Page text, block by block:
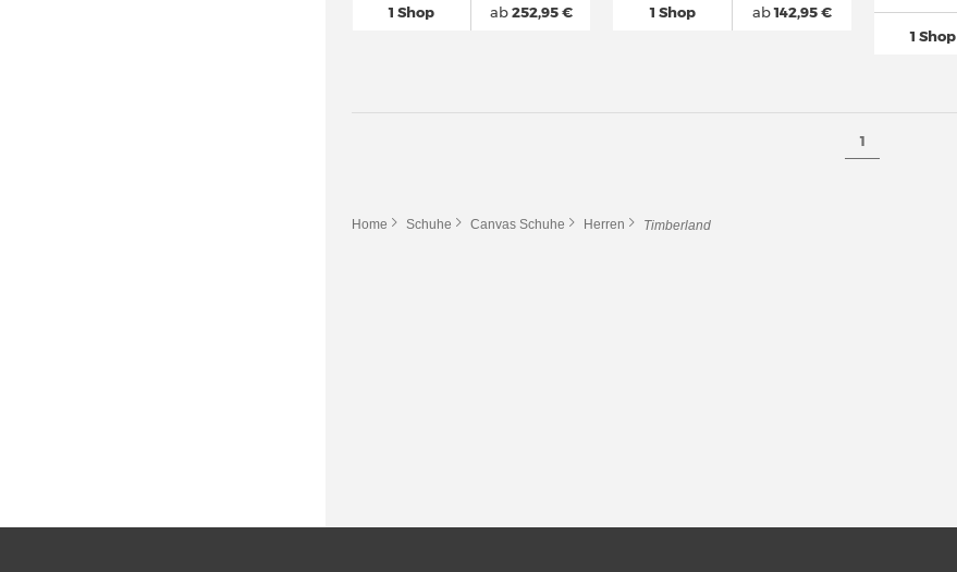
1 Shop ab252,95 € 1 Shop ab142,95 €
1 Shop
1
Home Schuhe Canvas Schuhe Herren Timberland